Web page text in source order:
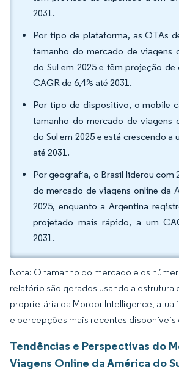
2031.
Por tipo de plataforma, as OTAs
tamanho do mercado de viagens
do Sul em 2025 e têm projeção de
CAGR de 6,4% até 2031.
Por tipo de dispositivo, o mobile
tamanho do mercado de viagens
do Sul em 2025 e está crescendo a
até 2031.
Por geografia, o Brasil liderou com
do mercado de viagens online da
2025, enquanto a Argentina
projetado mais rápido, a um
2031.
Nota: O tamanho do mercado e os
relatório são gerados usando a estrutura
proprietária da Mordor Intelligence,
e percepções mais recentes disponíveis
Tendências e Perspectivas do
Viagens Online da América do